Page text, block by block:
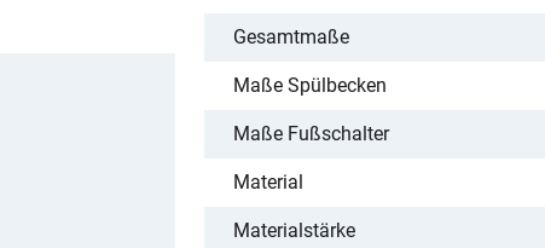
Gesamtmaße
Maße Spülbecken
Maße Fußschalter
Material
Materialstärke